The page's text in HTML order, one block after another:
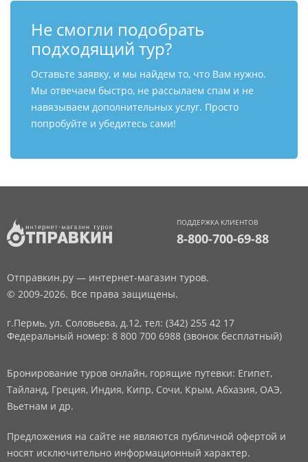
Не смогли подобрать
подходящий тур?
Оставьте заявку, и мы найдем то, что Вам нужно.
Мы отвечаем быстро, не рассылаем спам и не
навязываем дополнительных услуг. Просто
попробуйте и убедитесь сами!
ПОДДЕРЖКА КЛИЕНТОВ
8-800-700-69-88
Отправкин.ру — интернет-магазин туров.
© 2009-2026. Все права защищены.
г.Пермь, ул. Соловьева, д.12, тел: (342) 255 42 17
Федеральный номер: 8 800 700 6988 (звонок бесплатный)
Бронирование туров онлайн, горящие путевки: Египет,
Тайланд, Греция, Индия, Кипр, Сочи, Крым, Абхазия, ОАЭ,
Вьетнам и др.
Предложения на сайте не являются публичной офертой и
носят исключительно информационный характер.